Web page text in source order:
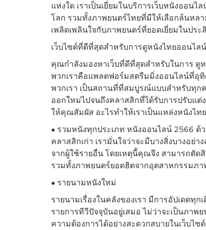
แห่งใด เราเป็นเยี่ยมในบริการเว็บหนังออน
โลก รวมทั้งภาพยนตร์ไทยที่มีให้เลือกล้นหลา
เพลิดเพลินใจกับภาพยนตร์ที่ยอดเยี่ยมในปร
เว็บไซต์ที่ดีที่สุดสำหรับการดูหนังไทยออนไลน์
คุณกำลังมองหาเว็บที่ดีที่สุดสำหรับในการ ดู
พวกเราคือแพลตฟอร์มสตรีมมิ่งออนไลน์ที่อุ
พวกเรา เป็นสถานที่ที่สมบูรณ์แบบสำหรับทุ
ออกใหม่ไปจนถึงคลาสสิกที่ได้รับการปรับแต่
ให้คุณสัมผัส อะไรทำให้เราเป็นแหล่งหนังไท
• รวมหนังทุกประเภท หนังออนไลน์ 2566 ด้
คลาสสิกเก่า เรามั่นใจว่าจะมีบางสิ่งบางอ
จากผู้ใช้รายอื่น โดยเหตุนี้คุณจึง สามารถตัด
รวมทั้งภาพยนตร์ยอดฮิตจากอุตสาหกรรมภา
• รายนามหนังใหม่
รายนามเรื่องในคลังของเรา มีการอัปเดตทุ
รายการทีวีปัจจุบันอยู่เสมอ ไม่ว่าจะเป็นภา
ความต้องการได้อย่างสะดวกสบายในเว็บไ